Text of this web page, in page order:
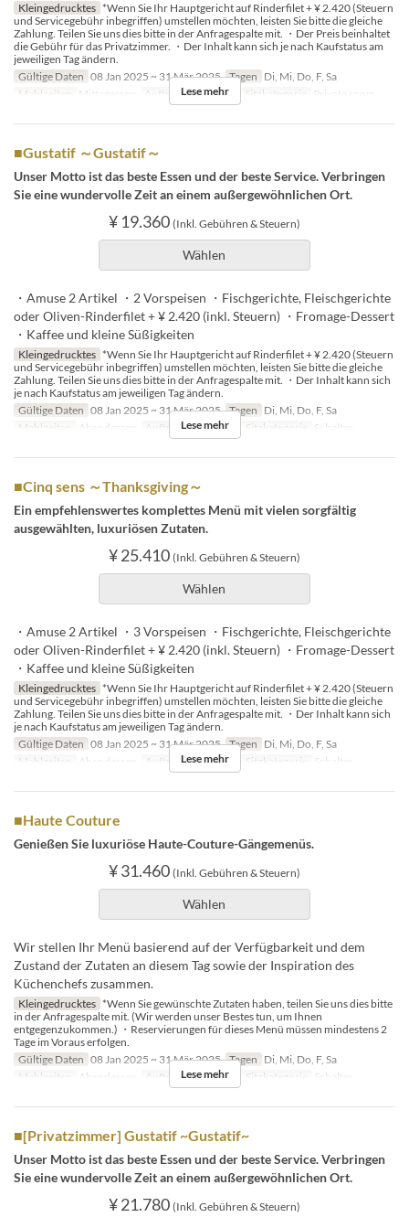
Kleingedrucktes *Wenn Sie Ihr Hauptgericht auf Rinderfilet + ¥ 2.420 (Steuern
und Servicegebühr inbegriffen) umstellen möchten, leisten Sie bitte die gleiche
Zahlung. Teilen Sie uns dies bitte in der Anfragespalte mit. ・Der Preis beinhaltet
die Gebühr für das Privatzimmer. ・Der Inhalt kann sich je nach Kaufstatus am
jeweiligen Tag ändern.
Gültige Daten 08 Jan 2025 ~ 31 Mär 2025 Tagen Di, Mi, Do, F, Sa
Mahlzeiten
Mittagessen Auftragslimit 2 ~ 8 Sitzkategorie Private room
Lese mehr
■Gustatif ～Gustatif～
Unser Motto ist das beste Essen und der beste Service. Verbringen
Sie eine wundervolle Zeit an einem außergewöhnlichen Ort.
¥ 19.360 (Inkl. Gebühren & Steuern)
Wählen
・Amuse 2 Artikel ・2 Vorspeisen ・Fischgerichte, Fleischgerichte
oder Oliven-Rinderfilet + ¥ 2.420 (inkl. Steuern) ・Fromage-Dessert
・Kaffee und kleine Süßigkeiten
Kleingedrucktes *Wenn Sie Ihr Hauptgericht auf Rinderfilet + ¥ 2.420 (Steuern
und Servicegebühr inbegriffen) umstellen möchten, leisten Sie bitte die gleiche
Zahlung. Teilen Sie uns dies bitte in der Anfragespalte mit. ・Der Inhalt kann sich
je nach Kaufstatus am jeweiligen Tag ändern.
Gültige Daten 08 Jan 2025 ~ 31 Mär 2025 Tagen Di, Mi, Do, F, Sa
Mahlzeiten
Abendessen Auftragslimit 1 ~ 4 Sitzkategorie Schalter
Lese mehr
■Cinq sens ～Thanksgiving～
Ein empfehlenswertes komplettes Menü mit vielen sorgfältig
ausgewählten, luxuriösen Zutaten.
¥ 25.410 (Inkl. Gebühren & Steuern)
Wählen
・Amuse 2 Artikel ・3 Vorspeisen ・Fischgerichte, Fleischgerichte
oder Oliven-Rinderfilet + ¥ 2.420 (inkl. Steuern) ・Fromage-Dessert
・Kaffee und kleine Süßigkeiten
Kleingedrucktes *Wenn Sie Ihr Hauptgericht auf Rinderfilet + ¥ 2.420 (Steuern
und Servicegebühr inbegriffen) umstellen möchten, leisten Sie bitte die gleiche
Zahlung. Teilen Sie uns dies bitte in der Anfragespalte mit. ・Der Inhalt kann sich
je nach Kaufstatus am jeweiligen Tag ändern.
Gültige Daten 08 Jan 2025 ~ 31 Mär 2025 Tagen Di, Mi, Do, F, Sa
Mahlzeiten
Abendessen Auftragslimit 1 ~ 4 Sitzkategorie Schalter
Lese mehr
■Haute Couture
Genießen Sie luxuriöse Haute-Couture-Gängemenüs.
¥ 31.460 (Inkl. Gebühren & Steuern)
Wählen
Wir stellen Ihr Menü basierend auf der Verfügbarkeit und dem
Zustand der Zutaten an diesem Tag sowie der Inspiration des
Küchenchefs zusammen.
Kleingedrucktes *Wenn Sie gewünschte Zutaten haben, teilen Sie uns dies bitte
in der Anfragespalte mit. (Wir werden unser Bestes tun, um Ihnen
entgegenzukommen.) ・Reservierungen für dieses Menü müssen mindestens 2
Tage im Voraus erfolgen.
Gültige Daten 08 Jan 2025 ~ 31 Mär 2025 Tagen Di, Mi, Do, F, Sa
Mahlzeiten
Abendessen Auftragslimit 1 ~ 4 Sitzkategorie Schalter
Lese mehr
■[Privatzimmer] Gustatif ~Gustatif~
Unser Motto ist das beste Essen und der beste Service. Verbringen
Sie eine wundervolle Zeit an einem außergewöhnlichen Ort.
¥ 21.780 (Inkl. Gebühren & Steuern)